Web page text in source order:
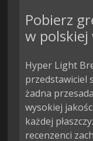
Pobierz
w polskiej
Hyper Light
przedstawiciel
żadna
wysokiej
każdej
recenzenci